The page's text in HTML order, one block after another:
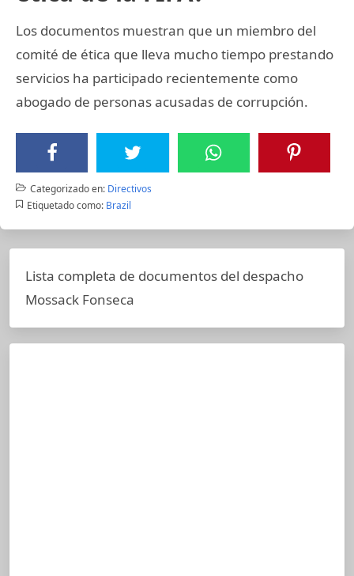
Los documentos muestran que un miembro del
comité de ética que lleva mucho tiempo prestando
servicios ha participado recientemente como
abogado de personas acusadas de corrupción.
Categorizado en: Directivos
Etiquetado como: Brazil
Lista completa de documentos del despacho
Mossack Fonseca